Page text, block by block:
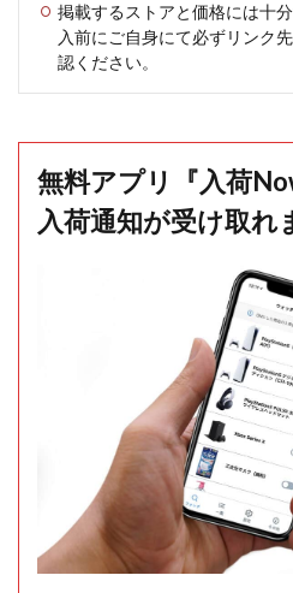
掲載するストアと価格には十
入前にご自身にて必ずリンク
認ください。
無料アプリ『入荷
入荷通知が受け取れ